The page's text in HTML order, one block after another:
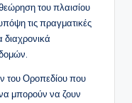
του πλαισίου
τις πραγματικές
διαχρονικά
του Οροπεδίου που
μπορούν να ζουν